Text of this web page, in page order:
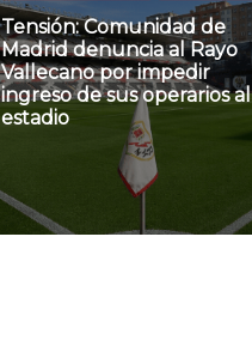
Tensión: Comunidad de
Madrid denuncia al Rayo
Vallecano por impedir
ingreso de sus operarios al
estadio